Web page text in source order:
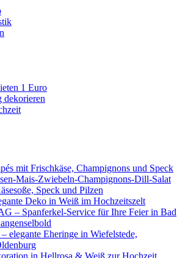
1 Euro
dekorieren
mit Frischkäse, Champignons und Speck
Mais-Zwiebeln-Champignons-Dill-Salat
Speck und Pilzen
Deko in Weiß im Hochzeitszelt
– Spanferkel-Service für Ihre Feier in Bad
elegante Eheringe in Wiefelstede,
in Hellrosa & Weiß zur Hochzeit